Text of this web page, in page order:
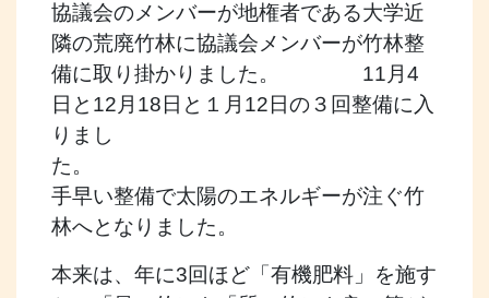
協議会のメンバーが地権者である大学近
隣の荒廃竹林に協議会メンバーが竹林整
備に取り掛かりました。 11月4
日と12月18日と１月12日の３回整備に入
りまし
た
手早い整備で太陽のエネルギーが注ぐ竹
林へとなりました。
本来は、年に3回ほど「有機肥料」を施す